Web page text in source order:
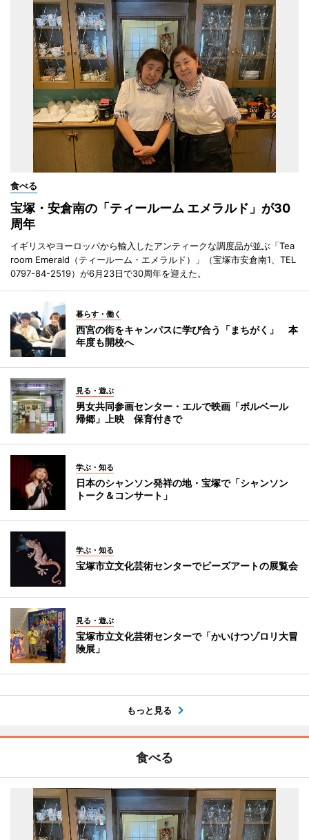
食べる
宝塚・安倉南の「ティールーム エメラルド」が30
周年
イギリスやヨーロッパから輸入したアンティークな調度品が並ぶ「Tea
room Emerald（ティールーム・エメラルド）」（宝塚市安倉南1、TEL
0797-84-2519）が6月23日で30周年を迎えた。
暮らす・働く
西宮の街をキャンパスに学び合う「まちがく」 本
年度も開校へ
見る・遊ぶ
男女共同参画センター・エルで映画「ボルベール
帰郷」上映 保育付きで
学ぶ・知る
日本のシャンソン発祥の地・宝塚で「シャンソン
トーク＆コンサート」
学ぶ・知る
宝塚市立文化芸術センターでビーズアートの展覧会
見る・遊ぶ
宝塚市立文化芸術センターで「かいけつゾロリ大冒
険展」
もっと見る
食べる